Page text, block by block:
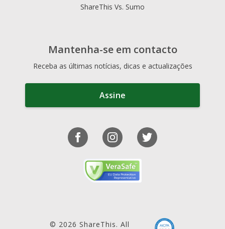
ShareThis Vs. Sumo
Mantenha-se em contacto
Receba as últimas notícias, dicas e actualizações
Assine
© 2026 ShareThis. All